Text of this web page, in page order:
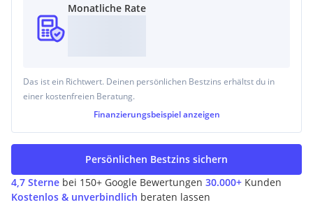
Monatliche Rate
Das ist ein Richtwert. Deinen persönlichen Bestzins erhältst du in
einer kostenfreien Beratung.
Finanzierungsbeispiel anzeigen
4,7 Sterne bei 150+ Google Bewertungen 30.000+ Kunden
Kostenlos & unverbindlich beraten lassen
Persönlichen Bestzins sichern